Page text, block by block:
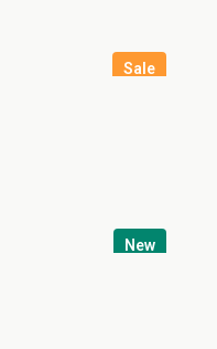
Sale
New